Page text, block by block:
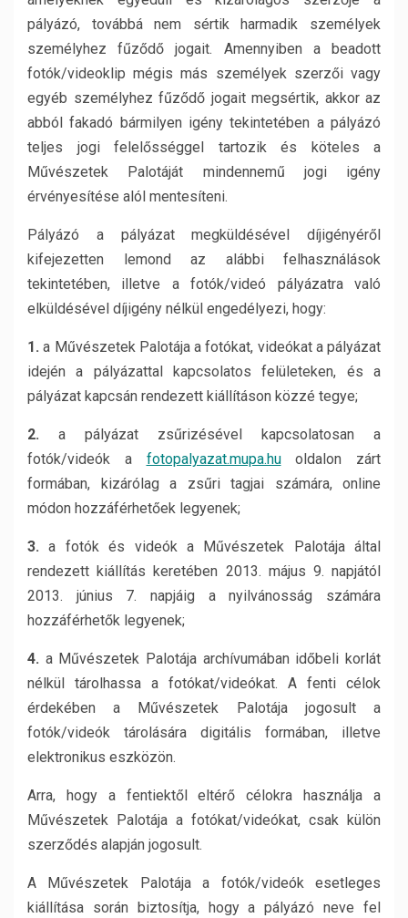
pályázó, továbbá nem sértik harmadik személyek
személyhez fűződő jogait. Amennyiben a beadott
fotók/videoklip mégis más személyek szerzői vagy
egyéb személyhez fűződő jogait megsértik, akkor az
abból fakadó bármilyen igény tekintetében a pályázó
teljes jogi felelősséggel tartozik és köteles a
Művészetek Palotáját mindennemű jogi igény
érvényesítése alól mentesíteni.
Pályázó a pályázat megküldésével díjigényéről
kifejezetten lemond az alábbi felhasználások
tekintetében, illetve a fotók/videó pályázatra való
elküldésével díjigény nélkül engedélyezi, hogy:
1. a Művészetek Palotája a fotókat, videókat a pályázat
idején a pályázattal kapcsolatos felületeken, és a
pályázat kapcsán rendezett kiállításon közzé tegye;
2. a pályázat zsűrizésével kapcsolatosan a
fotók/videók a fotopalyazat.mupa.huoldalon zárt
formában, kizárólag a zsűri tagjai számára, online
módon hozzáférhetőek legyenek;
3. a fotók és videók a Művészetek Palotája által
rendezett kiállítás keretében 2013. május 9. napjától
2013. június 7. napjáig a nyilvánosság számára
hozzáférhetők legyenek;
4. a Művészetek Palotája archívumában időbeli korlát
nélkül tárolhassa a fotókat/videókat. A fenti célok
érdekében a Művészetek Palotája jogosult a
fotók/videók tárolására digitális formában, illetve
elektronikus eszközön.
Arra, hogy a fentiektől eltérő célokra használja a
Művészetek Palotája a fotókat/videókat, csak külön
szerződés alapján jogosult.
A Művészetek Palotája a fotók/videók esetleges
kiállítása során biztosítja, hogy a pályázó neve fel